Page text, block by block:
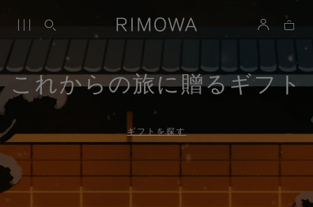
これからの旅に贈るギフト
ギフトを探す